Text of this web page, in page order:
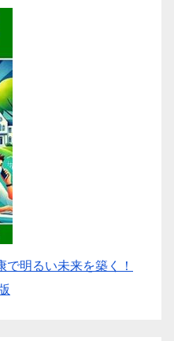
明るい未来を築く！